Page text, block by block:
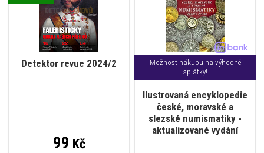
Detektor revue 2024/2
99 Kč
Možnost nákupu na výhodné
splátky!
Ilustrovaná encyklopedie
české, moravské a
slezské numismatiky -
aktualizované vydání